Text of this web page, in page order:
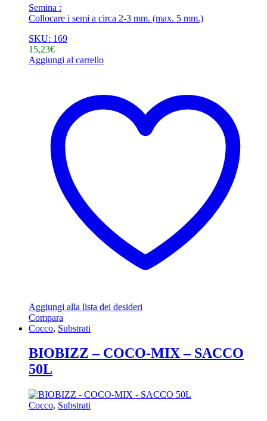
Semina :
Collocare i semi a circa 2-3 mm. (max. 5 mm.)
SKU: 169
15,23€
Aggiungi al carrello
Aggiungi alla lista dei desideri
Compara
Cocco, Substrati
BIOBIZZ – COCO-MIX – SACCO
50L
Cocco, Substrati